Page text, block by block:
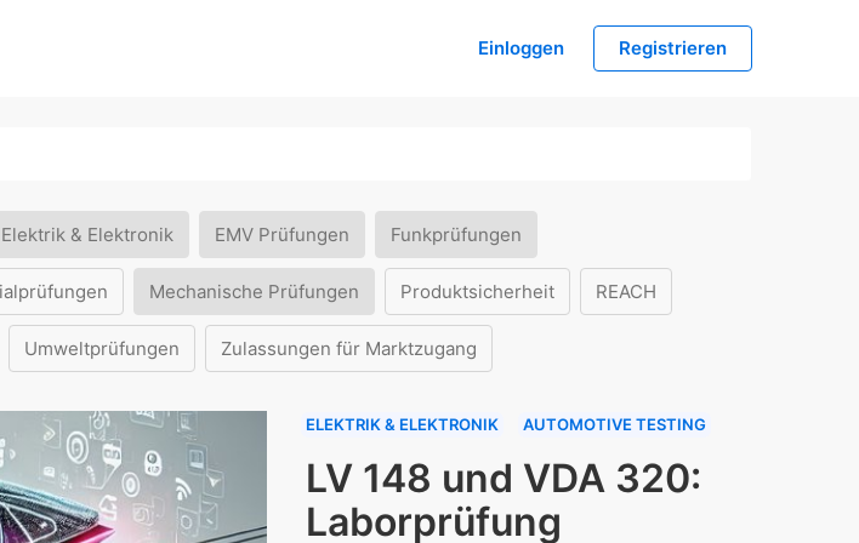
Einloggen Registrieren
Elektrik & Elektronik EMV Prüfungen Funkprüfungen
Mechanische Prüfungen Produktsicherheit REACH
Umweltprüfungen Zulassungen für Marktzugang
ELEKTRIK & ELEKTRONIK AUTOMOTIVE TESTING
LV 148 und VDA 320:
Laborprüfung